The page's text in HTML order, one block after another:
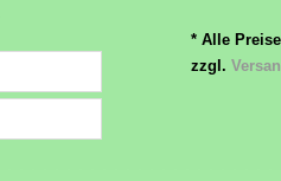
* Alle
zzgl.